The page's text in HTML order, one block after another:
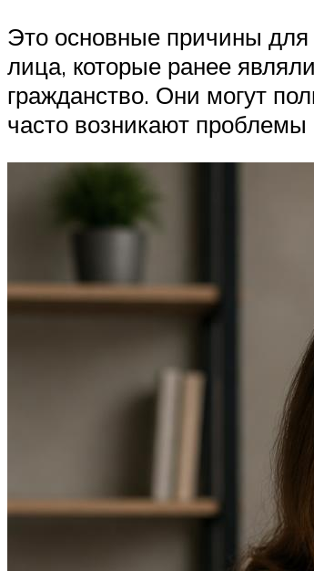
Это основные причины
лица, которые ранее
гражданство. Они могут
часто возникают проблемы